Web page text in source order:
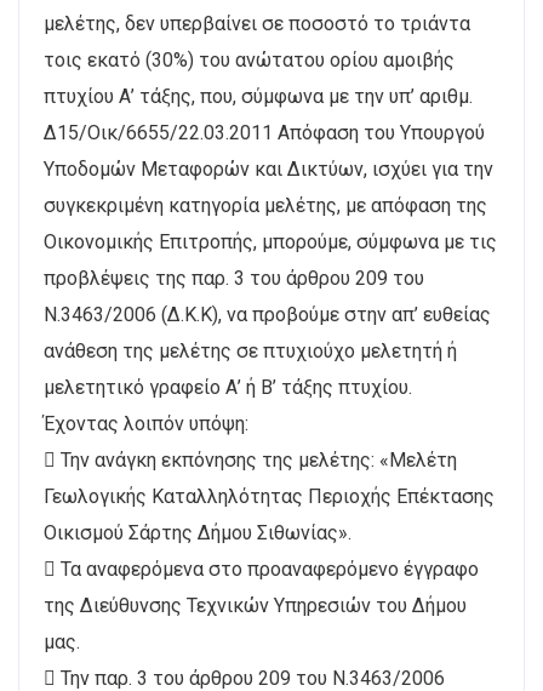
μελέτης, δεν υπερβαίνει σε ποσοστό το τριάντα
τοις εκατό (30%) του ανώτατου ορίου αμοιβής
πτυχίου Α’ τάξης, που, σύμφωνα με την υπ’ αριθμ.
Δ15/Οικ/6655/22.03.2011 Απόφαση του Υπουργού
Υποδομών Μεταφορών και Δικτύων, ισχύει για την
συγκεκριμένη κατηγορία μελέτης, με απόφαση της
Οικονομικής Επιτροπής, μπορούμε, σύμφωνα με τις
προβλέψεις της παρ. 3 του άρθρου 209 του
Ν.3463/2006 (Δ.Κ.Κ), να προβούμε στην απ’ ευθείας
ανάθεση της μελέτης σε πτυχιούχο μελετητή ή
μελετητικό γραφείο Α’ ή Β’ τάξης πτυχίου.
Έχοντας λοιπόν υπόψη:
 Την ανάγκη εκπόνησης της μελέτης: «Μελέτη
Γεωλογικής Καταλληλότητας Περιοχής Επέκτασης
Οικισμού Σάρτης Δήμου Σιθωνίας».
 Τα αναφερόμενα στο προαναφερόμενο έγγραφο
της Διεύθυνσης Τεχνικών Υπηρεσιών του Δήμου
μας.
 Την παρ. 3 του άρθρου 209 του Ν.3463/2006